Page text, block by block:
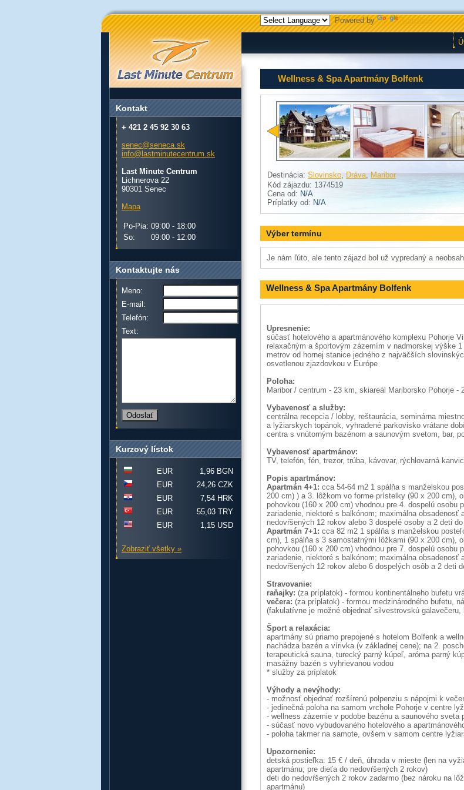
Powered by Translate
Wellness & Spa Apartmány Bolfenk
Destinácia: Slovinsko, Dráva, Maribor
Kód zájazdu: 1374519
Cena od: N/A
Príplatky od: N/A
Výber termínu
Je nám ľúto, ale tento zájazd bol už vypredaný a
Wellness & Spa Apartmány Bolfenk
Upresnenie:
súčasť hotelového a apartmánového komplexu Pohorje
relaxačným a športovým zázemím v nadmorskej výške
metrov od hornej stanice jedného z najväčších
osvetlenou zjazdovkou v Európe
Poloha:
Maribor / centrum - 23 km, skiareál Mariborsko Pohorje -
Vybavenosť a služby:
centrálna recepcia / lobby, reštaurácia, seminárna
a lyžiarskych topánok, vyhradené parkovisko vrátane
centra s vnútorným bazénom a saunovým svetom, bar,
Vybavenosť apartmánov:
TV, telefón, fén, trezor, trúba, kávovar, rýchlovarná
Popis apartmánov:
Apartmán 4+1: cca 54-64 m2 1 spálňa s manželskou
200 cm) ) a 3. lôžkom vo forme prístelky (90 x 200 cm),
pohovkou (160 x 200 cm) vhodnou pre 4. dospelú
zariadenie, niektoré s balkónom; maximálna
nedovŕšených 12 rokov alebo 3 dospelé osoby a 2 deti
Apartmán 7+1: cca 82 m2 1 spálňa s manželskou
cm), 1 spálňa s 3 samostatnými lôžkami (90 x 200 cm),
pohovkou (160 x 200 cm) vhodnou pre 7. dospelú
zariadenie, niektoré s balkónom; maximálna
nedovŕšených 12 rokov alebo 6 dospelých osôb a 2 deti
Stravovanie:
raňajky: (za príplatok) - formou kontinentálneho bufetu
večera: (za príplatok) - formou medzinárodného bufetu,
(fakulatívne je možné objednať silvestrovskú galavečeru,
Šport a relaxácia:
apartmány sú priamo prepojené s hotelom Bolfenk a
nachádza bazén a vírivka (v základnej cene); na 2.
terapeutická sauna, turecký parný kúpeľ, aróma parný
masážny bazén s vyhrievanou vodou
* služby za príplatok
Výhody a nevýhody:
- možnosť objednať rozšírenú polpenziu s nápojmi k
- jedinečná poloha na samom vrchole Pohorje v centre
- wellness zázemie v podobe bazénu a saunového sveta
- súčasť novo vybudovaného hotelového a
- poloha takmer na samote, ovšem v samom centre
Upozornenie:
detská postieľka: 15 € / deň, úhrada v mieste (len na
apartmánu; pre dieťa do nedovŕšených 2 rokov)
deti do nedovŕšených 2 rokov zadarmo (bez nároku na
apartmánu)
Kontakt
+ 421 2 45 92 30 63
senec@seneca.sk
info@lastminutecentrum.sk
Last Minute Centrum
Lichnerova 22
90301 Senec
Mapa
Po-Pia: 09:00 - 18:00
So:
09:00 - 12:00
Kontaktujte nás
Meno:
E-mail:
Telefón:
Text:
Kurzový lístok
EUR
1,96 BGN
EUR
24,26 CZK
EUR
7,54 HRK
EUR
55,03 TRY
EUR
1,15 USD
Zobraziť všetky »